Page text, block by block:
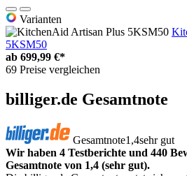
Varianten
5KSM50
ab 699,99 €*
69 Preise vergleichen
billiger.de Gesamtnote
Gesamtnote1,4sehr gut
Wir haben 4 Testberichte und 440
Gesamtnote von 1,4 (sehr gut).